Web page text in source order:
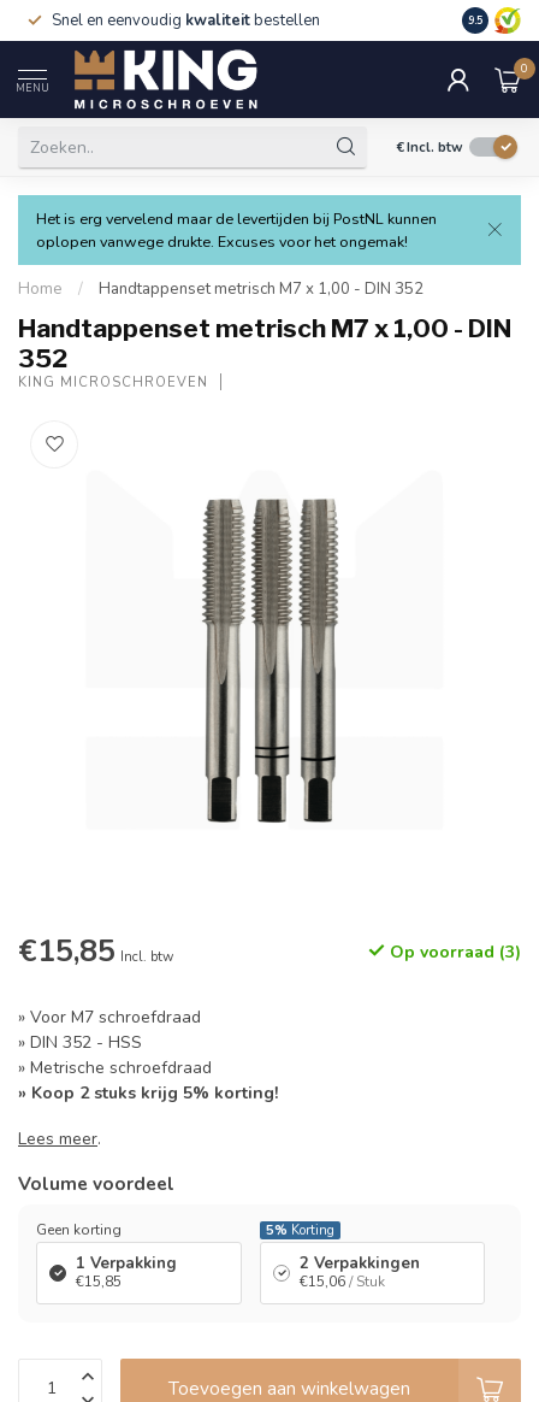
Snel en eenvoudig kwaliteitbestellen 9.5
MENU
0
€Incl. btw
Het is erg vervelend maar de levertijden bij PostNL kunnen
oplopen vanwege drukte. Excuses voor het ongemak!
Home / Handtappenset metrisch M7 x 1,00 - DIN 352
Handtappenset metrisch M7 x 1,00 - DIN
352
KING MICROSCHROEVEN
€15,85 Incl. btw Op voorraad (3)
» Voor M7 schroefdraad
» DIN 352 - HSS
» Metrische schroefdraad
» Koop 2 stuks krijg 5% korting!
Lees meer.
Volume voordeel
Geen korting
1 Verpakking
€15,85
5% Korting
2 Verpakkingen
€15,06/ Stuk
Toevoegen aan winkelwagen